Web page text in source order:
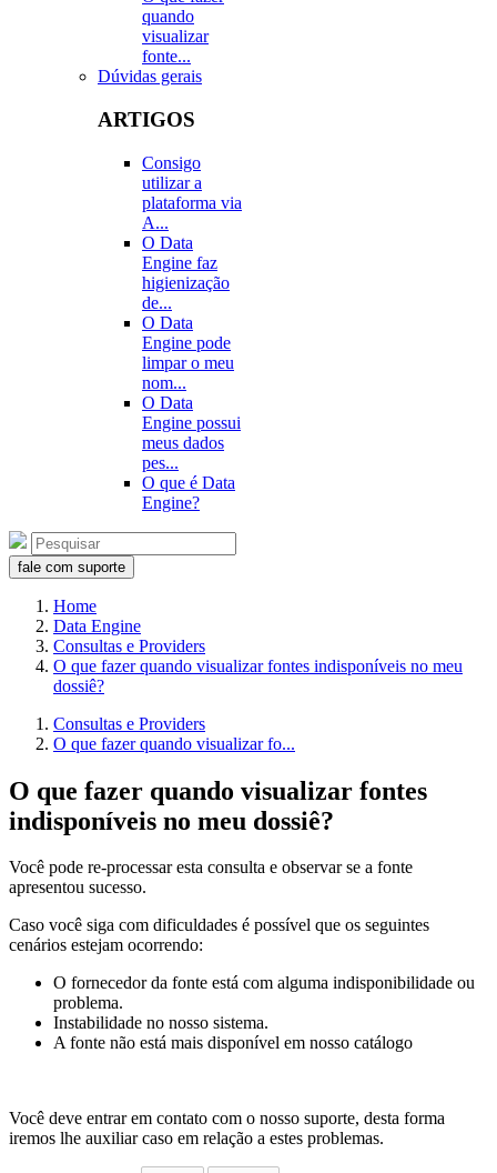
quando
visualizar
fonte...
Dúvidas gerais
ARTIGOS
Consigo
utilizar a
plataforma via
A...
O Data
Engine faz
higienização
de...
O Data
Engine pode
limpar o meu
nom...
O Data
Engine possui
meus dados
pes...
O que é Data
Engine?
fale com suporte
Home
Data Engine
Consultas e Providers
O que fazer quando visualizar fontes indisponíveis no meu
dossiê?
Consultas e Providers
O que fazer quando visualizar fo...
O que fazer quando visualizar fontes
indisponíveis no meu dossiê?
Você pode re-processar esta consulta e observar se a fonte
apresentou sucesso.
Caso você siga com dificuldades é possível que os seguintes
cenários estejam ocorrendo:
O fornecedor da fonte está com alguma indisponibilidade ou
problema.
Instabilidade no nosso sistema.
A fonte não está mais disponível em nosso catálogo
Você deve entrar em contato com o nosso suporte, desta forma
iremos lhe auxiliar caso em relação a estes problemas.